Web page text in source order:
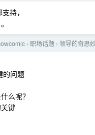
持，
› 职场话题 › 领导的奇思
的问题
么呢？
键